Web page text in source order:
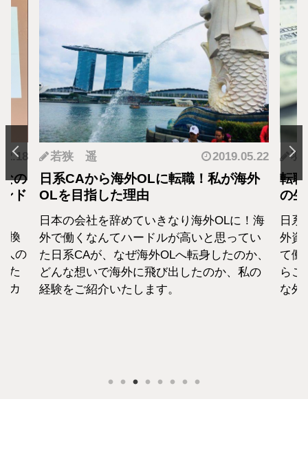
の
ド
換
人の
た
カ
若狭 遥 2019.05.22
日系CAから海外OLに転職！私が海外
OLを目指した理由
日本の会社を辞めていきなり海外OLに！海
外で働くなんてハードルが高いと思ってい
た日系CAが、なぜ海外OLへ転身したのか、
どんな想いで海外に飛び出したのか、私の
経験をご紹介いたします。
羽
転
の
日
外資
て働
らこ
な外